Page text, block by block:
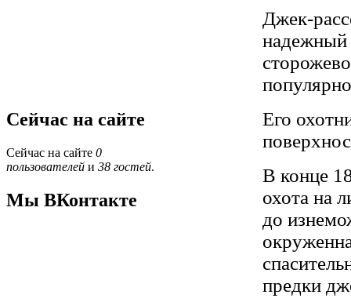
Сейчас на сайте
Сейчас на сайте 0
пользователей и 38 гостей.
Мы ВКонтакте
Джек-
надежный
Его
В конце
охота на
до
предки